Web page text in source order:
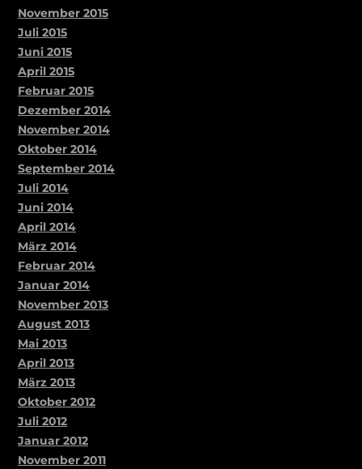
November 2015
Juli 2015
Juni 2015
April 2015
Februar 2015
Dezember 2014
November 2014
Oktober 2014
September 2014
Juli 2014
Juni 2014
April 2014
März 2014
Februar 2014
Januar 2014
November 2013
August 2013
Mai 2013
April 2013
März 2013
Oktober 2012
Juli 2012
Januar 2012
November 2011